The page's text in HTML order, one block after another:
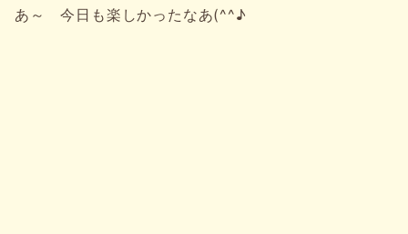
あ～ 今日も楽しかったなあ(^^♪